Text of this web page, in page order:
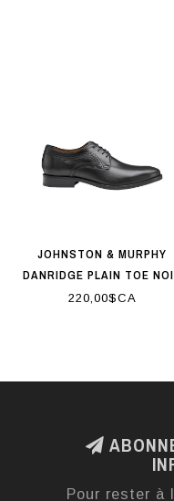
JOHNSTON & MURPHY
DANRIDGE PLAIN TOE
220,00$CA
Pour rester à